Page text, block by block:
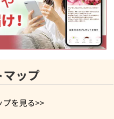
ップ
プを見る>>